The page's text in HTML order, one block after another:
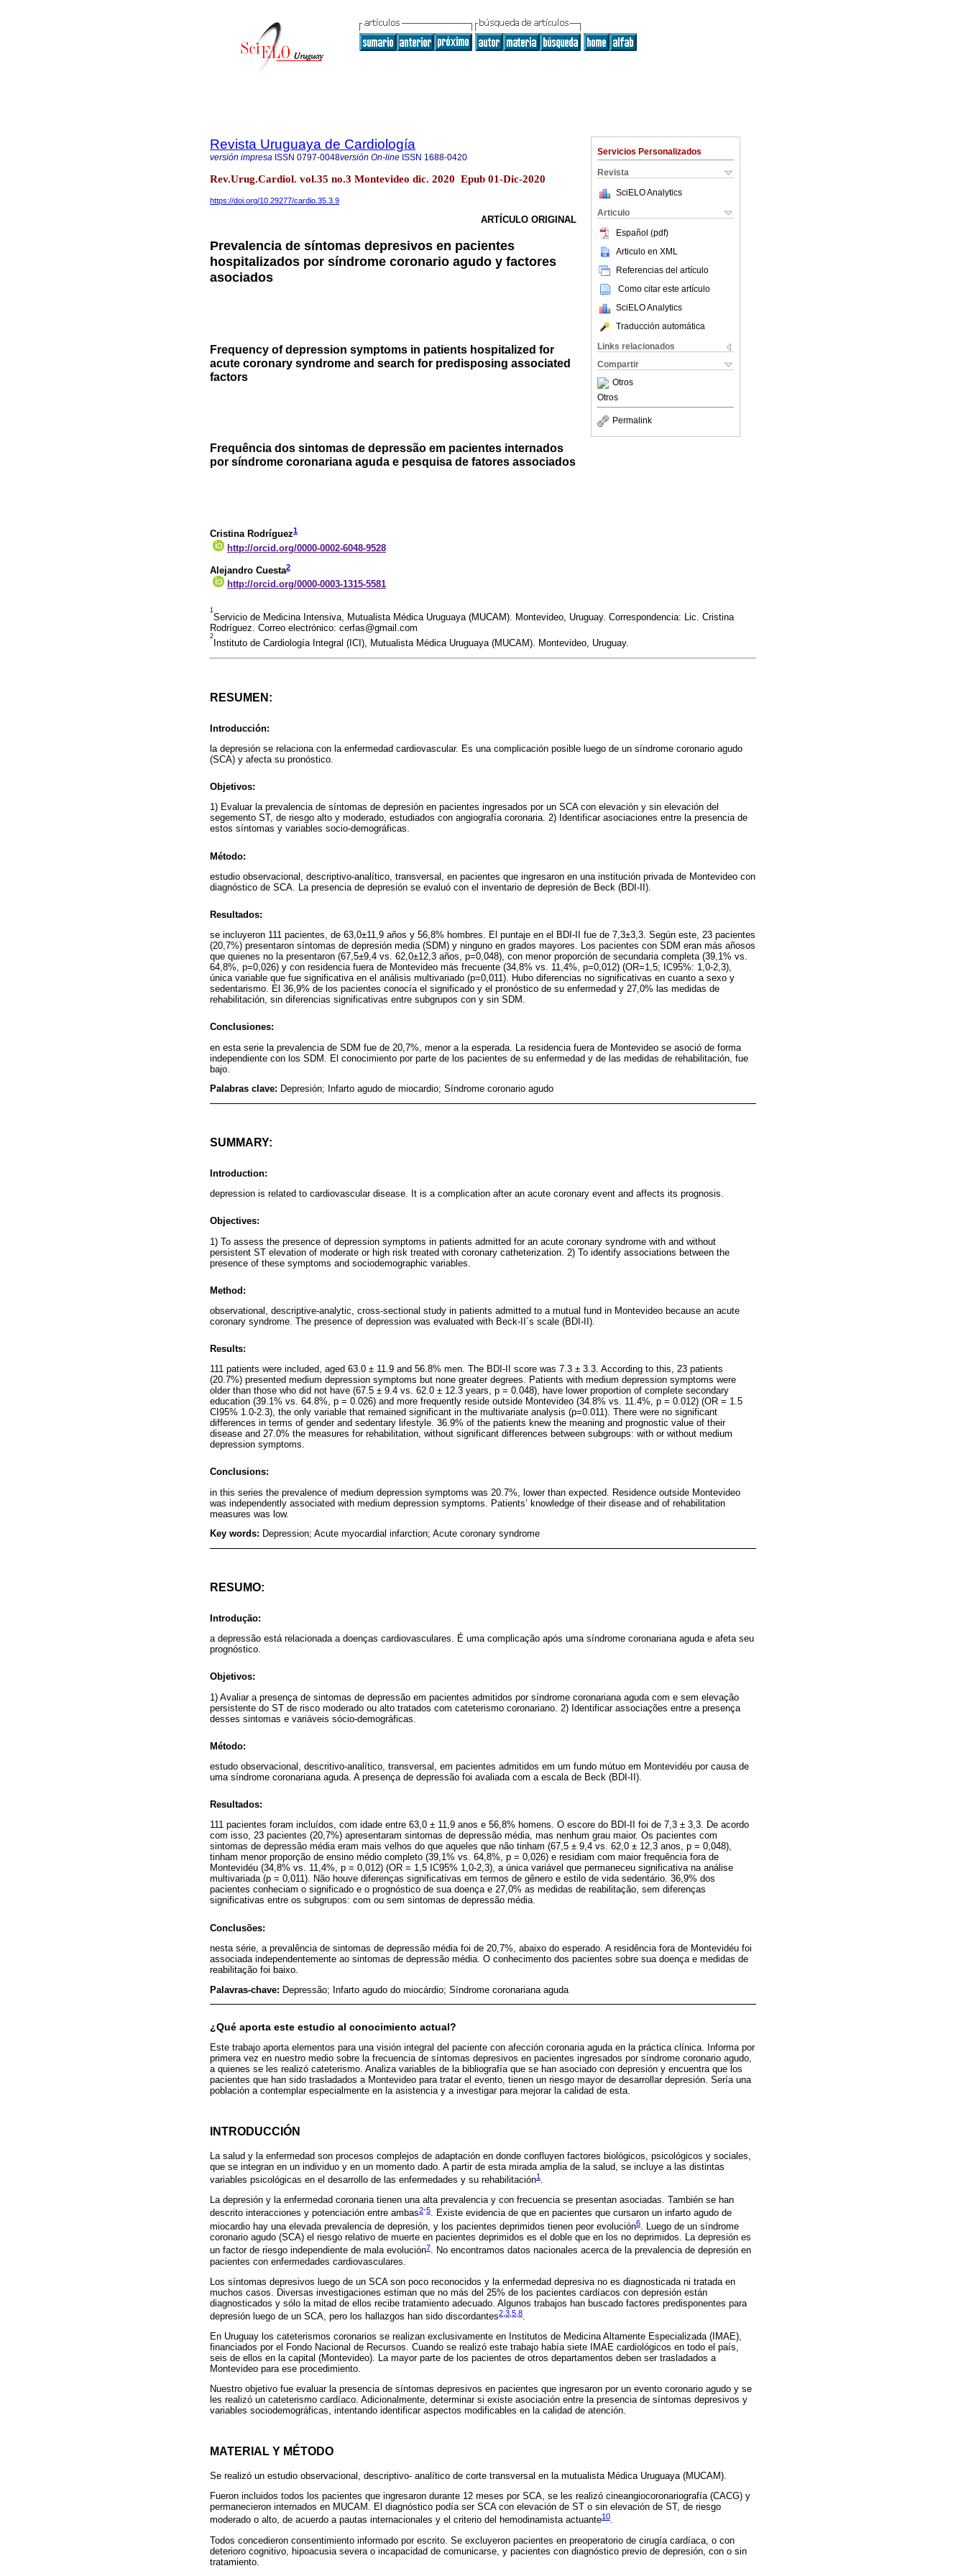
Servicios Personalizados
Revista
SciELO Analytics
Articulo
Español (pdf)
Articulo en XML
Referencias del artículo
Como citar este artículo
SciELO Analytics
Traducción automática
Links relacionados
Compartir
Otros
Otros
Permalink
Revista Uruguaya de Cardiología
versión impresa ISSN 0797-0048versión On-line ISSN 1688-0420
Rev.Urug.Cardiol. vol.35 no.3 Montevideo dic. 2020 Epub 01-Dic-2020
https://doi.org/10.29277/cardio.35.3.9
ARTÍCULO ORIGINAL
Prevalencia de síntomas depresivos en pacientes
hospitalizados por síndrome coronario agudo y factores
asociados
Frequency of depression symptoms in patients hospitalized for
acute coronary syndrome and search for predisposing associated
factors
Frequência dos sintomas de depressão em pacientes internados
por síndrome coronariana aguda e pesquisa de fatores associados
Cristina Rodríguez1
http://orcid.org/0000-0002-6048-9528
Alejandro Cuesta2
http://orcid.org/0000-0003-1315-5581
1
Servicio de Medicina Intensiva, Mutualista Médica Uruguaya (MUCAM). Montevideo, Uruguay. Correspondencia: Lic. Cristina
Rodríguez. Correo electrónico: cerfas@gmail.com
2
Instituto de Cardiología Integral (ICI), Mutualista Médica Uruguaya (MUCAM). Montevideo, Uruguay.
RESUMEN:
Introducción:
la depresión se relaciona con la enfermedad cardiovascular. Es una complicación posible luego de un síndrome coronario agudo
(SCA) y afecta su pronóstico.
Objetivos:
1) Evaluar la prevalencia de síntomas de depresión en pacientes ingresados por un SCA con elevación y sin elevación del
segemento ST, de riesgo alto y moderado, estudiados con angiografía coronaria. 2) Identificar asociaciones entre la presencia de
estos síntomas y variables socio-demográficas.
Método:
estudio observacional, descriptivo-analítico, transversal, en pacientes que ingresaron en una institución privada de Montevideo con
diagnóstico de SCA. La presencia de depresión se evaluó con el inventario de depresión de Beck (BDI-II).
Resultados:
se incluyeron 111 pacientes, de 63,0±11,9 años y 56,8% hombres. El puntaje en el BDI-II fue de 7,3±3,3. Según este, 23 pacientes
(20,7%) presentaron síntomas de depresión media (SDM) y ninguno en grados mayores. Los pacientes con SDM eran más añosos
que quienes no la presentaron (67,5±9,4 vs. 62,0±12,3 años, p=0,048), con menor proporción de secundaria completa (39,1% vs.
64,8%, p=0,026) y con residencia fuera de Montevideo más frecuente (34,8% vs. 11,4%, p=0,012) (OR=1,5; IC95%: 1,0-2,3),
única variable que fue significativa en el análisis multivariado (p=0,011). Hubo diferencias no significativas en cuanto a sexo y
sedentarismo. El 36,9% de los pacientes conocía el significado y el pronóstico de su enfermedad y 27,0% las medidas de
rehabilitación, sin diferencias significativas entre subgrupos con y sin SDM.
Conclusiones:
en esta serie la prevalencia de SDM fue de 20,7%, menor a la esperada. La residencia fuera de Montevideo se asoció de forma
independiente con los SDM. El conocimiento por parte de los pacientes de su enfermedad y de las medidas de rehabilitación, fue
bajo.
Palabras clave: Depresión; Infarto agudo de miocardio; Síndrome coronario agudo
SUMMARY:
Introduction:
depression is related to cardiovascular disease. It is a complication after an acute coronary event and affects its prognosis.
Objectives:
1) To assess the presence of depression symptoms in patients admitted for an acute coronary syndrome with and without
persistent ST elevation of moderate or high risk treated with coronary catheterization. 2) To identify associations between the
presence of these symptoms and sociodemographic variables.
Method:
observational, descriptive-analytic, cross-sectional study in patients admitted to a mutual fund in Montevideo because an acute
coronary syndrome. The presence of depression was evaluated with Beck-II´s scale (BDI-II).
Results:
111 patients were included, aged 63.0 ± 11.9 and 56.8% men. The BDI-II score was 7.3 ± 3.3. According to this, 23 patients
(20.7%) presented medium depression symptoms but none greater degrees. Patients with medium depression symptoms were
older than those who did not have (67.5 ± 9.4 vs. 62.0 ± 12.3 years, p = 0.048), have lower proportion of complete secondary
education (39.1% vs. 64.8%, p = 0.026) and more frequently reside outside Montevideo (34.8% vs. 11.4%, p = 0.012) (OR = 1.5
CI95% 1.0-2.3), the only variable that remained significant in the multivariate analysis (p=0.011). There were no significant
differences in terms of gender and sedentary lifestyle. 36.9% of the patients knew the meaning and prognostic value of their
disease and 27.0% the measures for rehabilitation, without significant differences between subgroups: with or without medium
depression symptoms.
Conclusions:
in this series the prevalence of medium depression symptoms was 20.7%, lower than expected. Residence outside Montevideo
was independently associated with medium depression symptoms. Patients’ knowledge of their disease and of rehabilitation
measures was low.
Key words: Depression; Acute myocardial infarction; Acute coronary syndrome
RESUMO:
Introdução:
a depressão está relacionada a doenças cardiovasculares. É uma complicação após uma síndrome coronariana aguda e afeta seu
prognóstico.
Objetivos:
1) Avaliar a presença de sintomas de depressão em pacientes admitidos por síndrome coronariana aguda com e sem elevação
persistente do ST de risco moderado ou alto tratados com cateterismo coronariano. 2) Identificar associações entre a presença
desses sintomas e variáveis sócio-demográficas.
Método:
estudo observacional, descritivo-analítico, transversal, em pacientes admitidos em um fundo mútuo em Montevidéu por causa de
uma síndrome coronariana aguda. A presença de depressão foi avaliada com a escala de Beck (BDI-II).
Resultados:
111 pacientes foram incluídos, com idade entre 63,0 ± 11,9 anos e 56,8% homens. O escore do BDI-II foi de 7,3 ± 3,3. De acordo
com isso, 23 pacientes (20,7%) apresentaram sintomas de depressão média, mas nenhum grau maior. Os pacientes com
sintomas de depressão média eram mais velhos do que aqueles que não tinham (67,5 ± 9,4 vs. 62,0 ± 12,3 anos, p = 0,048),
tinham menor proporção de ensino médio completo (39,1% vs. 64,8%, p = 0,026) e residiam com maior frequência fora de
Montevidéu (34,8% vs. 11,4%, p = 0,012) (OR = 1,5 IC95% 1,0-2,3), a única variável que permaneceu significativa na análise
multivariada (p = 0,011). Não houve diferenças significativas em termos de gênero e estilo de vida sedentário. 36,9% dos
pacientes conheciam o significado e o prognóstico de sua doença e 27,0% as medidas de reabilitação, sem diferenças
significativas entre os subgrupos: com ou sem sintomas de depressão média.
Conclusões:
nesta série, a prevalência de sintomas de depressão média foi de 20,7%, abaixo do esperado. A residência fora de Montevidéu foi
associada independentemente ao sintomas de depressão média. O conhecimento dos pacientes sobre sua doença e medidas de
reabilitação foi baixo.
Palavras-chave: Depressão; Infarto agudo do miocárdio; Síndrome coronariana aguda
¿Qué aporta este estudio al conocimiento actual?
Este trabajo aporta elementos para una visión integral del paciente con afección coronaria aguda en la práctica clínica. Informa por
primera vez en nuestro medio sobre la frecuencia de síntomas depresivos en pacientes ingresados por síndrome coronario agudo,
a quienes se les realizó cateterismo. Analiza variables de la bibliografía que se han asociado con depresión y encuentra que los
pacientes que han sido trasladados a Montevideo para tratar el evento, tienen un riesgo mayor de desarrollar depresión. Sería una
población a contemplar especialmente en la asistencia y a investigar para mejorar la calidad de esta.
INTRODUCCIÓN
La salud y la enfermedad son procesos complejos de adaptación en donde confluyen factores biológicos, psicológicos y sociales,
que se integran en un individuo y en un momento dado. A partir de esta mirada amplia de la salud, se incluye a las distintas
variables psicológicas en el desarrollo de las enfermedades y su rehabilitación1 .
La depresión y la enfermedad coronaria tienen una alta prevalencia y con frecuencia se presentan asociadas. También se han
descrito interacciones y potenciación entre ambas2-5. Existe evidencia de que en pacientes que cursaron un infarto agudo de
miocardio hay una elevada prevalencia de depresión, y los pacientes deprimidos tienen peor evolución6. Luego de un síndrome
coronario agudo (SCA) el riesgo relativo de muerte en pacientes deprimidos es el doble que en los no deprimidos. La depresión es
un factor de riesgo independiente de mala evolución7. No encontramos datos nacionales acerca de la prevalencia de depresión en
pacientes con enfermedades cardiovasculares.
Los síntomas depresivos luego de un SCA son poco reconocidos y la enfermedad depresiva no es diagnosticada ni tratada en
muchos casos. Diversas investigaciones estiman que no más del 25% de los pacientes cardíacos con depresión están
diagnosticados y sólo la mitad de ellos recibe tratamiento adecuado. Algunos trabajos han buscado factores predisponentes para
depresión luego de un SCA, pero los hallazgos han sido discordantes2 3 5 8.
En Uruguay los cateterismos coronarios se realizan exclusivamente en Institutos de Medicina Altamente Especializada (IMAE),
financiados por el Fondo Nacional de Recursos. Cuando se realizó este trabajo había siete IMAE cardiológicos en todo el país,
seis de ellos en la capital (Montevideo). La mayor parte de los pacientes de otros departamentos deben ser trasladados a
Montevideo para ese procedimiento.
Nuestro objetivo fue evaluar la presencia de síntomas depresivos en pacientes que ingresaron por un evento coronario agudo y se
les realizó un cateterismo cardíaco. Adicionalmente, determinar si existe asociación entre la presencia de síntomas depresivos y
variables sociodemográficas, intentando identificar aspectos modificables en la calidad de atención.
MATERIAL Y MÉTODO
Se realizó un estudio observacional, descriptivo- analítico de corte transversal en la mutualista Médica Uruguaya (MUCAM).
Fueron incluidos todos los pacientes que ingresaron durante 12 meses por SCA, se les realizó cineangiocoronariografía (CACG) y
permanecieron internados en MUCAM. El diagnóstico podía ser SCA con elevación de ST o sin elevación de ST, de riesgo
moderado o alto, de acuerdo a pautas internacionales y el criterio del hemodinamista actuante10.
Todos concedieron consentimiento informado por escrito. Se excluyeron pacientes en preoperatorio de cirugía cardíaca, o con
deterioro cognitivo, hipoacusia severa o incapacidad de comunicarse, y pacientes con diagnóstico previo de depresión, con o sin
tratamiento.